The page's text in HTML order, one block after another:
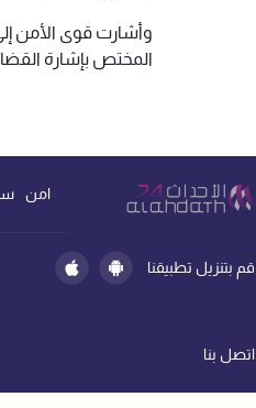
وأشارت قوى الأمن
المختص بإشارة
امن
قم بتنزيل تطبيقنا
اتصل بنا